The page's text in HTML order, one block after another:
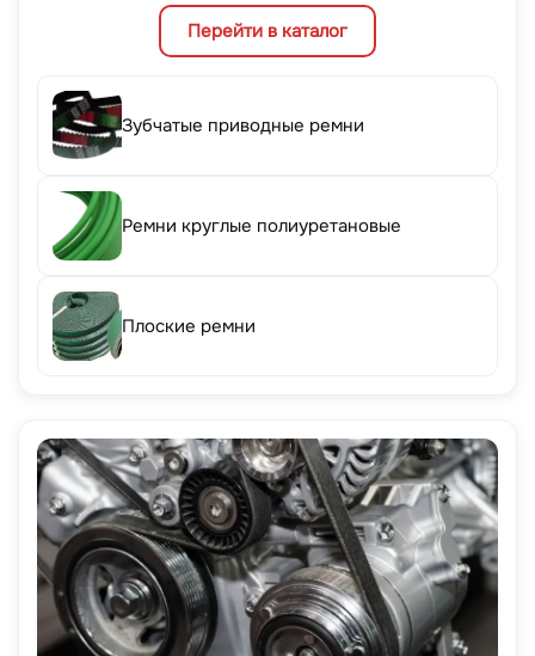
Перейти в каталог
Зубчатые приводные ремни
Ремни круглые полиуретановые
Плоские ремни